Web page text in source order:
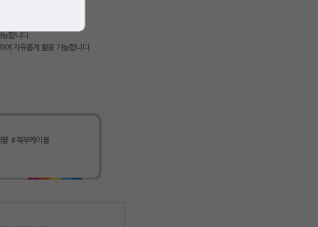
합니다.
여 자유롭게 활용 가능합니다.
블 #북부케이블